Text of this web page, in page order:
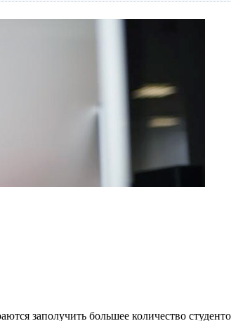
заполучить большее количество